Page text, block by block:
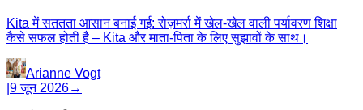
Kita में सततता आसान बनाई गई: रोज़मर्रा में खेल-खेल वाली पर्यावरण शिक्षा
कैसे सफल होती है – Kita और माता-पिता के लिए सुझावों के साथ।
Arianne Vogt
9 जून 2026→